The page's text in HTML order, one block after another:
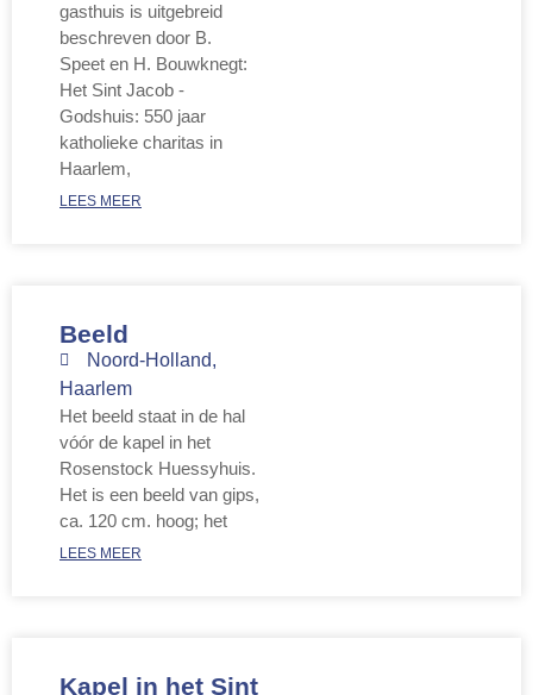
gasthuis is uitgebreid
beschreven door B.
Speet en H. Bouwknegt:
Het Sint Jacob -
Godshuis: 550 jaar
katholieke charitas in
Haarlem,
LEES MEER
Beeld
Noord-Holland,
Haarlem
Het beeld staat in de hal
vóór de kapel in het
Rosenstock Huessyhuis.
Het is een beeld van gips,
ca. 120 cm. hoog; het
LEES MEER
Kapel in het Sint